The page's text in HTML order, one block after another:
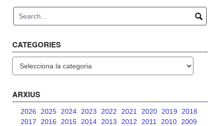
CATEGORIES
Categories
ARXIUS
2026 2025 2024 2023 2022 2021 2020 2019
2018
2017
2016 2015 2014 2013 2012 2011 2010
2009